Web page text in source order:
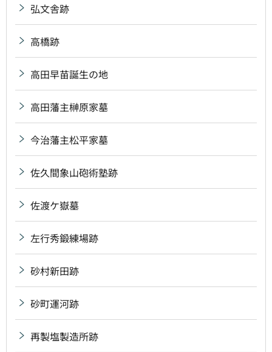
弘文舎跡
高橋跡
高田早苗誕生の地
高田藩主榊原家墓
今治藩主松平家墓
佐久間象山砲術塾跡
佐渡ケ嶽墓
左行秀鍛練場跡
砂村新田跡
砂町運河跡
再製塩製造所跡